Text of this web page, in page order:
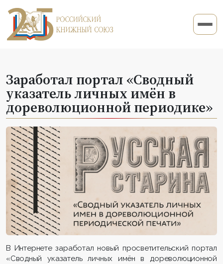
Заработал портал «Сводный
указатель личных имён в
дореволюционной периодике»
В Интернете заработал новый просветительский портал
«Сводный указатель личных имён в дореволюционной